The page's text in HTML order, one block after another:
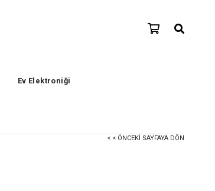
Ev Elektroniği
< < ÖNCEKI SAYFAYA DÖN